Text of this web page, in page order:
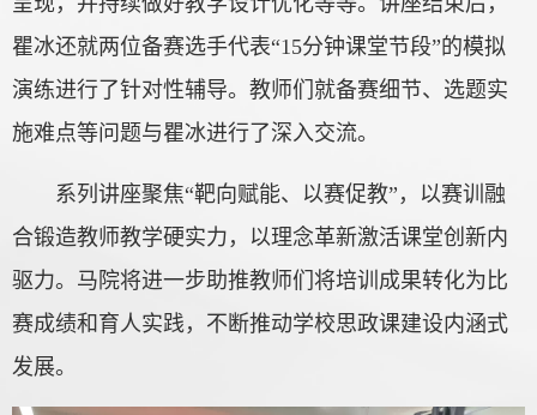
瞿冰还就两位备赛选手代表“15分钟课堂节段”的模拟
演练进行了针对性辅导。教师们就备赛细节、选题实
施难点等问题与瞿冰进行了深入交流。
系列讲座聚焦“靶向赋能、以赛促教”，以赛训融
合锻造教师教学硬实力，以理念革新激活课堂创新内
驱力。马院将进一步助推教师们将培训成果转化为比
赛成绩和育人实践，不断推动学校思政课建设内涵式
发展。